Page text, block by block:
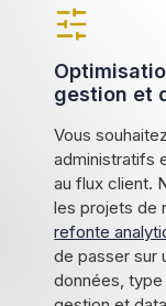
gestion et
Vous
administratifs
au flux client.
les projets de
refonte
de passer sur
données,